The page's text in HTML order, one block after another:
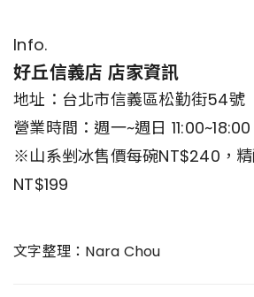
Info.
好丘信義店 店家資訊
地址：台北市信義區松勤街54號
營業時間：週一~週日 11:00~18:00
※山系剉冰售價每碗NT$240，
NT$199
文字整理：Nara Chou